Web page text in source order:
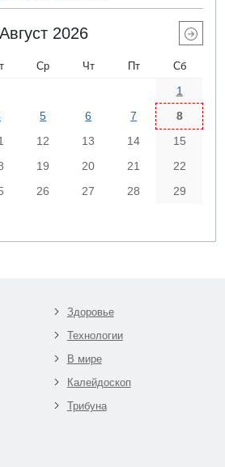
Август 2026
Ср Чт Пт Сб
1
5 6 7
8
12 13 14
15
19 20 21
22
26 27 28
29
Здоровье
Технологии
В мире
Калейдоскоп
Трибуна